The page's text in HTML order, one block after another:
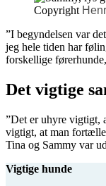
Copyright
”I begyndelsen var
jeg hele tiden har
forskellige
Det vigtige
”Det er uhyre vigtigt,
vigtigt, at man
Tina og Sammy var
Vigtige hunde